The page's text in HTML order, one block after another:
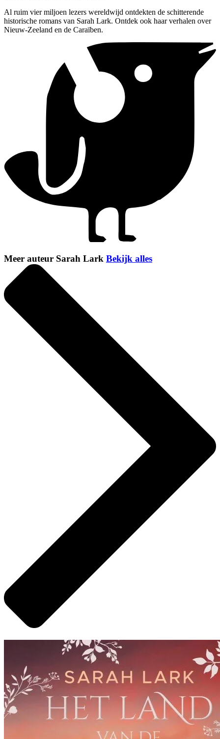
Al ruim vier miljoen lezers wereldwijd ontdekten de schitterende
historische romans van Sarah Lark. Ontdek ook haar verhalen over
Nieuw-Zeeland en de Caraïben.
Meer auteur Sarah Lark Bekijk alles